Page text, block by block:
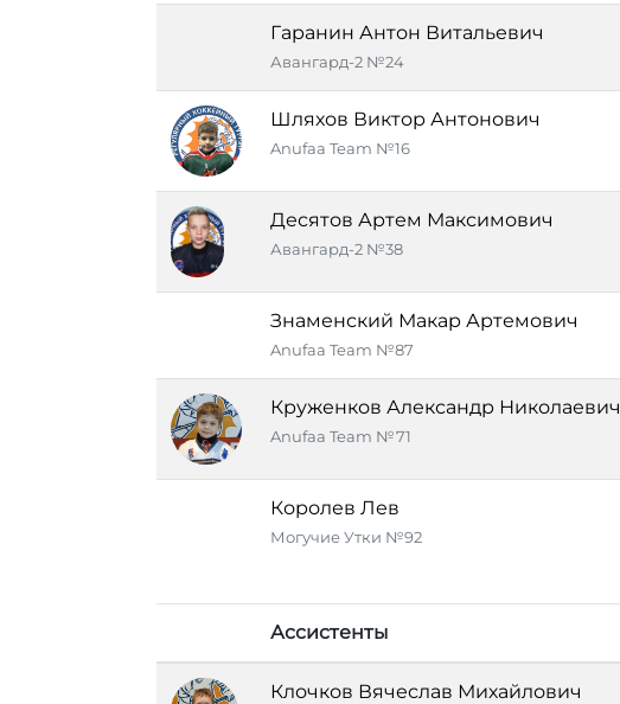
Гаранин Антон Витальевич
Авангард-2 №24
Шляхов Виктор Антонович
Anufaa Team №16
Десятов Артем Максимович
Авангард-2 №38
Знаменский Макар Артемович
Anufaa Team №87
Круженков Александр Николаевич
Anufaa Team №71
Королев Лев
Могучие Утки №92
Ассистенты
Клочков Вячеслав Михайлович